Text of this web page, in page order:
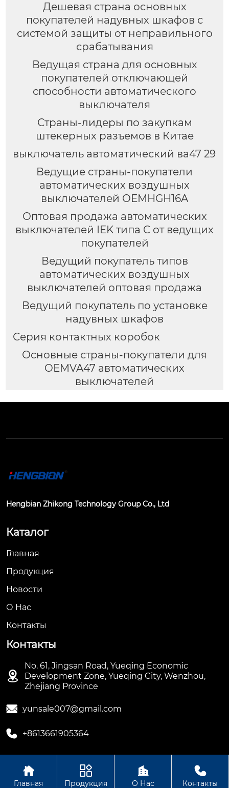
Дешевая страна основных
покупателей надувных шкафов с
системой защиты от неправильного
срабатывания
Ведущая страна для основных
покупателей отключающей
способности автоматического
выключателя
Страны-лидеры по закупкам
штекерных разъемов в Китае
выключатель автоматический ва47 29
Ведущие страны-покупатели
автоматических воздушных
выключателей OEMHGН16A
Оптовая продажа автоматических
выключателей IEK типа C от ведущих
покупателей
Ведущий покупатель типов
автоматических воздушных
выключателей оптовая продажа
Ведущий покупатель по установке
надувных шкафов
Серия контактных коробок
Основные страны-покупатели для
OEMVA47 автоматических
выключателей
Hengbian Zhikong Technology Group Co., Ltd
Каталог
Главная
Продукция
Новости
О Hас
Контакты
Контакты

No. 61, Jingsan Road, Yueqing Economic
Development Zone, Yueqing City, Wenzhou,
Zhejiang Province
 yunsale007@gmail.com
 +8613661905364
Авторское право ©ООО Hengbian Zhikong Technology
Group Co., Ltd

Главная

Продукция

О Нас

Контакты